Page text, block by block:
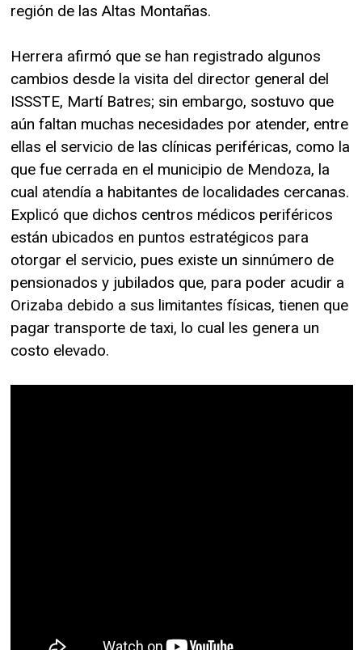
región de las Altas Montañas.
Herrera afirmó que se han registrado algunos
cambios desde la visita del director general del
ISSSTE, Martí Batres; sin embargo, sostuvo que
aún faltan muchas necesidades por atender, entre
ellas el servicio de las clínicas periféricas, como la
que fue cerrada en el municipio de Mendoza, la
cual atendía a habitantes de localidades cercanas.
Explicó que dichos centros médicos periféricos
están ubicados en puntos estratégicos para
otorgar el servicio, pues existe un sinnúmero de
pensionados y jubilados que, para poder acudir a
Orizaba debido a sus limitantes físicas, tienen que
pagar transporte de taxi, lo cual les genera un
costo elevado.